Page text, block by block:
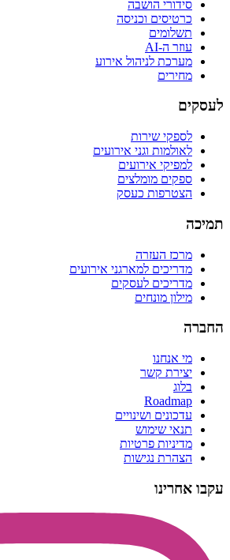
סידורי הושבה
כרטיסים וכניסה
תשלומים
עוזר ה-AI
מערכת לניהול אירוע
מחירים
לעסקים
לספקי שירות
לאולמות וגני אירועים
למפיקי אירועים
ספקים מומלצים
הצטרפות כעסק
תמיכה
מרכז העזרה
מדריכים למארגני אירועים
מדריכים לעסקים
מילון מונחים
החברה
מי אנחנו
יצירת קשר
בלוג
Roadmap
עדכונים ושינויים
תנאי שימוש
מדיניות פרטיות
הצהרת נגישות
עקבו אחרינו